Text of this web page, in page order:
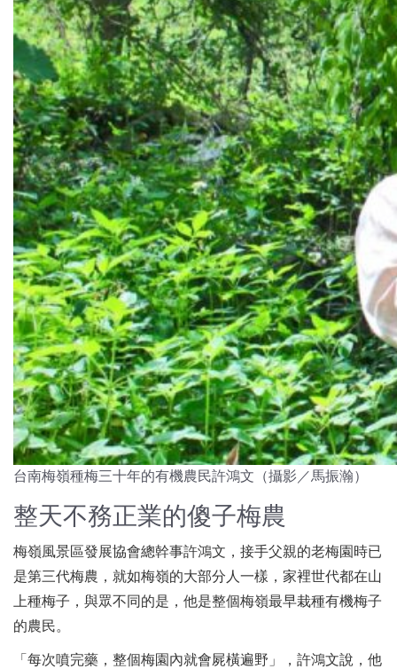
台南梅嶺種梅三十年的有機農民許鴻文（攝影／馬振瀚）
整天不務正業的傻子梅農
梅嶺風景區發展協會總幹事許鴻文，接手父親的老梅園時已
是第三代梅農，就如梅嶺的大部分人一樣，家裡世代都在山
上種梅子，與眾不同的是，他是整個梅嶺最早栽種有機梅子
的農民。
「每次噴完藥，整個梅園內就會屍橫遍野」，許鴻文說，他